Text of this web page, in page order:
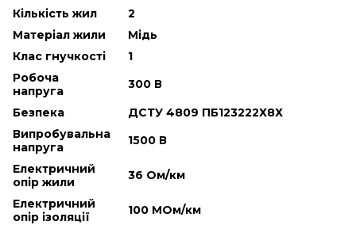
Кількість жил
2
Матеріал жили
Мідь
Клас гнучкості
1
Робоча
напруга
300 В
Безпека
ДСТУ 4809 ПБ123222Х8Х
Випробувальна
напруга
1500 В
Електричний
опір жили
36 Ом/км
Електричний
опір ізоляції
100 МОм/км